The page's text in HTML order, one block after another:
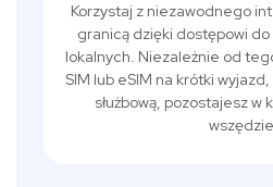
Korzystaj z niezawodnego
granicą dzięki dostępowi
lokalnych. Niezależnie od
SIM lub eSIM na krótki
służbową, pozostajesz w